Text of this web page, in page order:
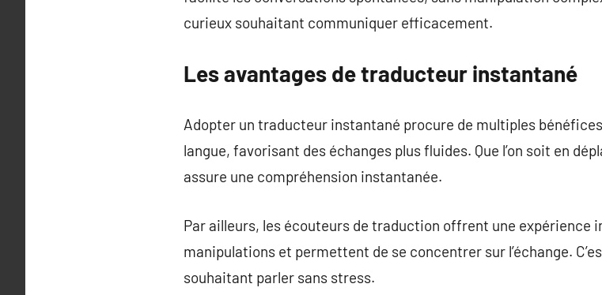
curieux souhaitant communiquer efficacement.
Les avantages de traducteur instantané
Adopter un traducteur instantané procure de multiples
langue, favorisant des échanges plus fluides. Que l’on soit en
assure une compréhension instantanée.
Par ailleurs, les écouteurs de traduction offrent une expérience
manipulations et permettent de se concentrer sur l’échange.
souhaitant parler sans stress.